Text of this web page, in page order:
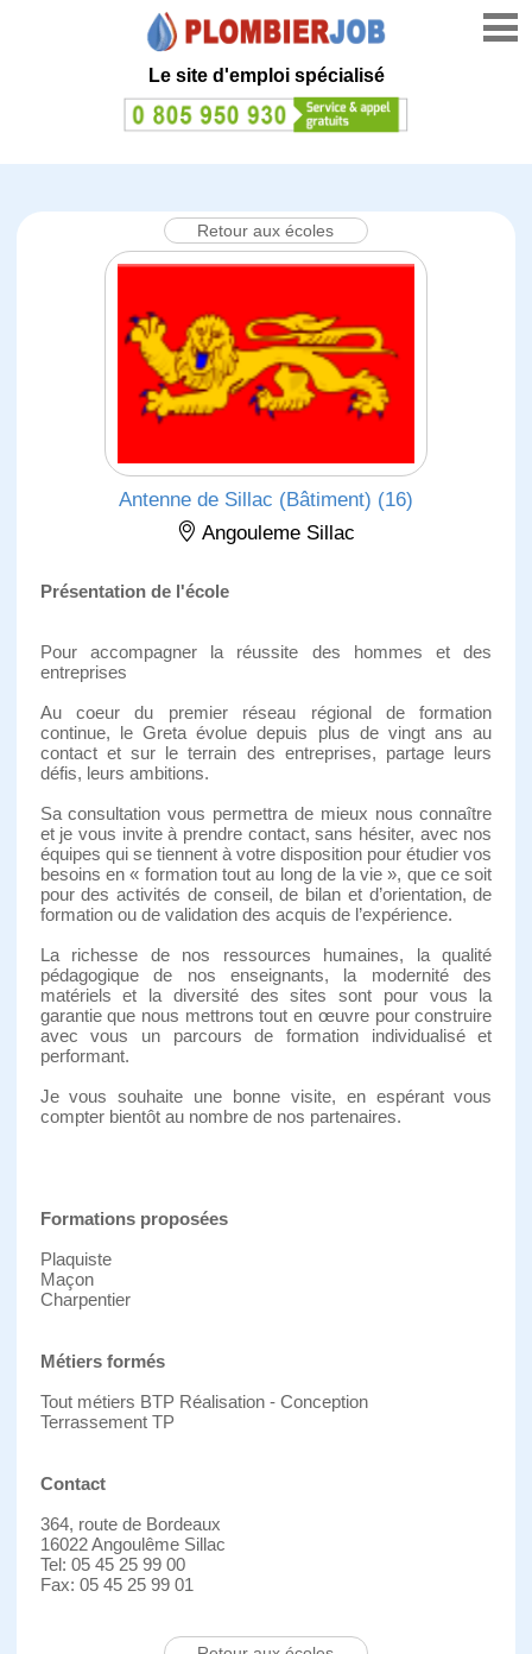
Le site d'emploi spécialisé
Retour aux écoles
Antenne de Sillac (Bâtiment) (16)
Angouleme Sillac
Présentation de l'école
Pour accompagner la réussite des hommes et des
entreprises
Au coeur du premier réseau régional de formation
continue, le Greta évolue depuis plus de vingt ans au
contact et sur le terrain des entreprises, partage leurs
défis, leurs ambitions.
Sa consultation vous permettra de mieux nous connaître
et je vous invite à prendre contact, sans hésiter, avec nos
équipes qui se tiennent à votre disposition pour étudier vos
besoins en « formation tout au long de la vie », que ce soit
pour des activités de conseil, de bilan et d’orientation, de
formation ou de validation des acquis de l’expérience.
La richesse de nos ressources humaines, la qualité
pédagogique de nos enseignants, la modernité des
matériels et la diversité des sites sont pour vous la
garantie que nous mettrons tout en œuvre pour construire
avec vous un parcours de formation individualisé et
performant.
Je vous souhaite une bonne visite, en espérant vous
compter bientôt au nombre de nos partenaires.
Formations proposées
Plaquiste
Maçon
Charpentier
Métiers formés
Tout métiers BTP Réalisation - Conception
Terrassement TP
Contact
364, route de Bordeaux
16022 Angoulême Sillac
Tel: 05 45 25 99 00
Fax: 05 45 25 99 01